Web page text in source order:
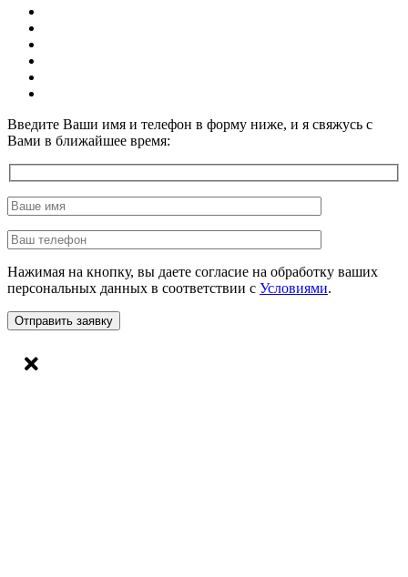
Введите Ваши имя и телефон в форму ниже, и я свяжусь с
Вами в ближайшее время:
Нажимая на кнопку, вы даете согласие на обработку ваших
персональных данных в соответствии с Условиями.